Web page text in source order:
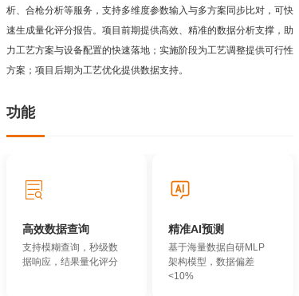
析、合枪分析等服务，支持多维度参数输入与多方案同步比对，可快
速生成量化评分报告。项目前期提供高效、精准的数据分析支撑，助
力工艺方案与设备配置的快速落地；实施阶段为工艺调整提供可行性
方案；项目后期为工艺优化提供数据支持。
功能
高效数据查询
支持模糊查询，秒级数
据响应，结果量化评分
精准AI预测
基于海量数据自研MLP
架构模型，数据偏差
<10%